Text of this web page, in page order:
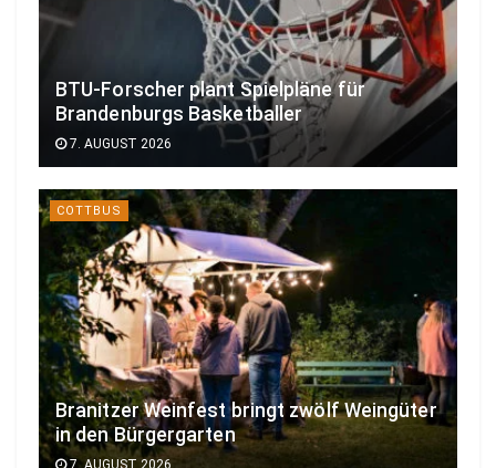
BTU-Forscher plant Spielpläne für
Brandenburgs Basketballer
7. AUGUST 2026
COTTBUS
Branitzer Weinfest bringt zwölf Weingüter
in den Bürgergarten
7. AUGUST 2026